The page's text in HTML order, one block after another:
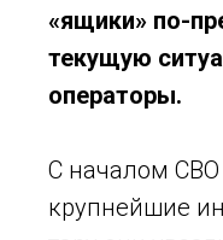
«ящики» по-
текущую
операторы.
С началом
крупнейшие